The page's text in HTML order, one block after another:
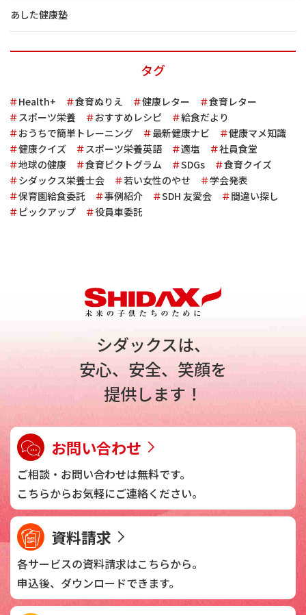
あした健康塾
タグ
Health+ 食育ぬりえ 健康レター
食育レター
スポーツ栄養
おすすめレシピ
給食だより
おうちで簡単トレーニング
最新健康ナビ
健康マメ知識
健康クイズ
スポーツ栄養英語 適塩
社員食堂
地球の健康
食育ピクトグラム SDGs
食育クイズ
シダックス栄養士会
若い女性のやせ
学会発表
保育園給食委託
事例紹介 SDH 友愛会
間違い探し
ピックアップ
役員車委託
シダックスは、
安心、安全、笑顔を
提供します！
お問い合わせ
ご相談・お問い合わせは無料です。
こちらからお気軽にご連絡ください。
資料請求
各サービスの資料請求はこちらから。
申込後、 ダウンロードできます。